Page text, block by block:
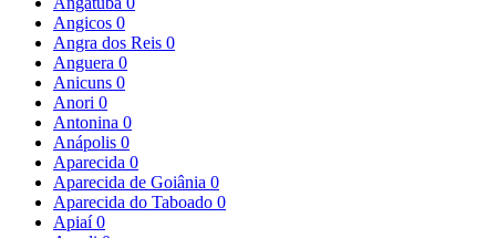
Angicos 0
Angra dos Reis 0
Anguera 0
Anicuns 0
Anori 0
Antonina 0
Anápolis 0
Aparecida 0
Aparecida de Goiânia 0
Aparecida do Taboado 0
Apiaí0